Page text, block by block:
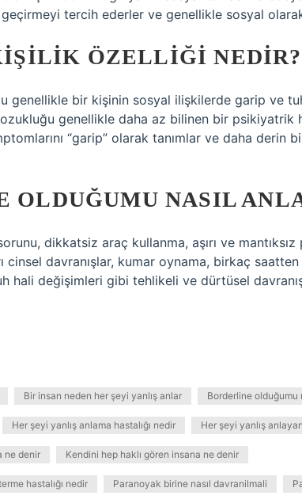
geçirmeyi tercih ederler ve genellikle sosyal
ÖZELLIĞI NEDIR?
genellikle bir kişinin sosyal ilişkilerde garip ve
genellikle daha az bilinen bir psikiyatrik
“garip” olarak tanımlar ve daha derin
OLDUĞUMU NASIL
dikkatsiz araç kullanma, aşırı ve
cinsel davranışlar, kumar oynama, birkaç
hali değişimleri gibi tehlikeli ve dürtüsel
Bir insan neden her şeyi yanlış anlar Borderline olduğumu
Her şeyi yanlış anlama hastalığı nedir Her şeyi yanlış
ne denir Kendini hep haklı gören insana ne denir
hastalığı nedir Paranoyak birine nasıl davranilmali